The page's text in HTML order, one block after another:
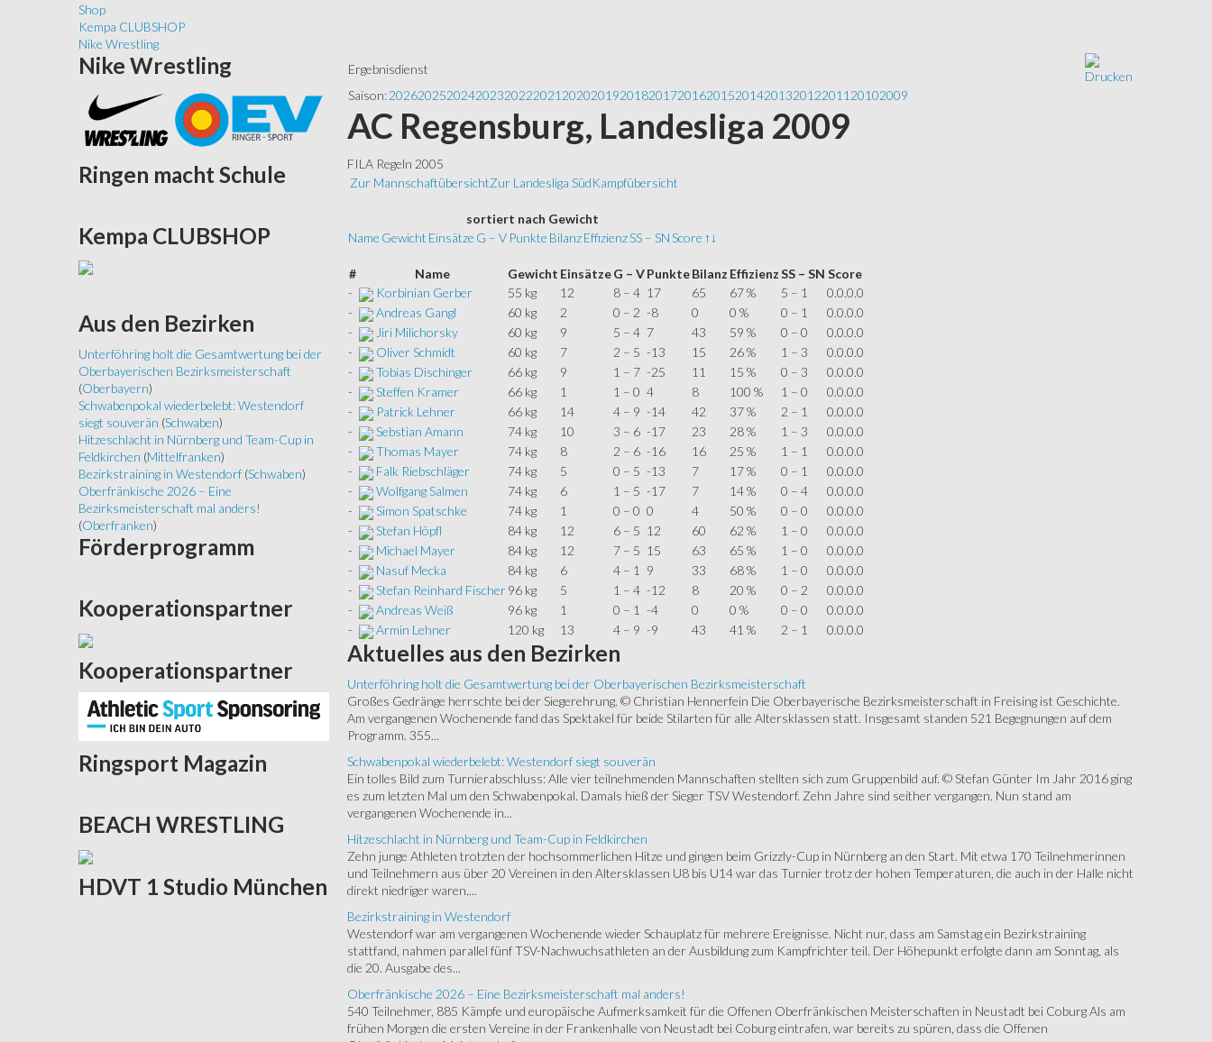
Shop
Kempa CLUBSHOP
Nike Wrestling
Ergebnisdienst
Saison: 202620252024202320222021 2020201920182017201620152014201320122011 20102009
AC Regensburg, Landesliga 2009
FILA Regeln 2005
Zur MannschaftübersichtZur Landesliga SüdKampfübersicht
sortiert nach Gewicht
Name Gewicht Einsätze G – V Punkte Bilanz EffizienzSS – SNScore ↑↓
# Name Gewicht Einsätze G – V Punkte Bilanz EffizienzSS – SN Score
-
Korbinian Gerber 55 kg 12 8 – 4 17 65 67 % 5 – 1
0.0.0.0
-
Andreas Gangl 60 kg 2 0 – 2 -8 0 0 % 0 – 1
0.0.0.0
-
Jiri Milichorsky 60 kg 9 5 – 4 7 43 59 % 0 – 0
0.0.0.0
-
Oliver Schmidt 60 kg 7 2 – 5 -13 15 26 % 1 – 3
0.0.0.0
-
Tobias Dischinger 66 kg 9 1 – 7 -25 11 15 % 0 – 3
0.0.0.0
-
Steffen Kramer 66 kg 1 1 – 0 4 8 100 % 1 – 0
0.0.0.0
-
Patrick Lehner 66 kg 14 4 – 9 -14 42 37 % 2 – 1
0.0.0.0
-
Sebstian Amann 74 kg 10 3 – 6 -17 23 28 % 1 – 3
0.0.0.0
-
Thomas Mayer 74 kg 8 2 – 6 -16 16 25 % 1 – 1
0.0.0.0
-
Falk Riebschläger 74 kg 5 0 – 5 -13 7 17 % 0 – 1
0.0.0.0
-
Wolfgang Salmen 74 kg 6 1 – 5 -17 7 14 % 0 – 4
0.0.0.0
-
Simon Spatschke 74 kg 1 0 – 0 0 4 50 % 0 – 0
0.0.0.0
-
Stefan Höpfl 84 kg 12 6 – 5 12 60 62 % 1 – 0
0.0.0.0
-
Michael Mayer 84 kg 12 7 – 5 15 63 65 % 1 – 0
0.0.0.0
-
Nasuf Mecka 84 kg 6 4 – 1 9 33 68 % 1 – 0
0.0.0.0
-
Stefan Reinhard Fischer 96 kg 5 1 – 4 -12 8 20 % 0 – 2
0.0.0.0
-
Andreas Weiß 96 kg 1 0 – 1 -4 0 0 % 0 – 0
0.0.0.0
-
Armin Lehner 120 kg 13 4 – 9 -9 43 41 % 2 – 1 0.0.0.0
Aktuelles aus den Bezirken
Unterföhring holt die Gesamtwertung bei der Oberbayerischen Bezirksmeisterschaft
Großes Gedränge herrschte bei der Siegerehrung. © Christian Hennerfein Die Oberbayerische Bezirksmeisterschaft in Freising ist Geschichte.
Am vergangenen Wochenende fand das Spektakel für beide Stilarten für alle Altersklassen statt. Insgesamt standen 521 Begegnungen auf dem
Programm. 355...
Schwabenpokal wiederbelebt: Westendorf siegt souverän
Ein tolles Bild zum Turnierabschluss: Alle vier teilnehmenden Mannschaften stellten sich zum Gruppenbild auf. © Stefan Günter Im Jahr 2016 ging
es zum letzten Mal um den Schwabenpokal. Damals hieß der Sieger TSV Westendorf. Zehn Jahre sind seither vergangen. Nun stand am
vergangenen Wochenende in...
Hitzeschlacht in Nürnberg und Team-Cup in Feldkirchen
Zehn junge Athleten trotzten der hochsommerlichen Hitze und gingen beim Grizzly-Cup in Nürnberg an den Start. Mit etwa 170 Teilnehmerinnen
und Teilnehmern aus über 20 Vereinen in den Altersklassen U8 bis U14 war das Turnier trotz der hohen Temperaturen, die auch in der Halle nicht
direkt niedriger waren,...
Bezirkstraining in Westendorf
Westendorf war am vergangenen Wochenende wieder Schauplatz für mehrere Ereignisse. Nicht nur, dass am Samstag ein Bezirkstraining
stattfand, nahmen parallel fünf TSV-Nachwuchsathleten an der Ausbildung zum Kampfrichter teil. Der Höhepunkt erfolgte dann am Sonntag, als
die 20. Ausgabe des...
Oberfränkische 2026 – Eine Bezirksmeisterschaft mal anders!
540 Teilnehmer, 885 Kämpfe und europäische Aufmerksamkeit für die Offenen Oberfränkischen Meisterschaften in Neustadt bei Coburg Als am
frühen Morgen die ersten Vereine in der Frankenhalle von Neustadt bei Coburg eintrafen, war bereits zu spüren, dass die Offenen
Nike Wrestling
Ringen macht Schule
Kempa CLUBSHOP
Aus den Bezirken
Unterföhring holt die Gesamtwertung bei der
Oberbayerischen Bezirksmeisterschaft
(Oberbayern)
Schwabenpokal wiederbelebt: Westendorf
siegt souverän (Schwaben)
Hitzeschlacht in Nürnberg und Team-Cup in
Feldkirchen (Mittelfranken)
Bezirkstraining in Westendorf (Schwaben)
Oberfränkische 2026 – Eine
Bezirksmeisterschaft mal anders!
(Oberfranken)
Förderprogramm
Kooperationspartner
Kooperationspartner
Ringsport Magazin
BEACH WRESTLING
HDVT 1 Studio München